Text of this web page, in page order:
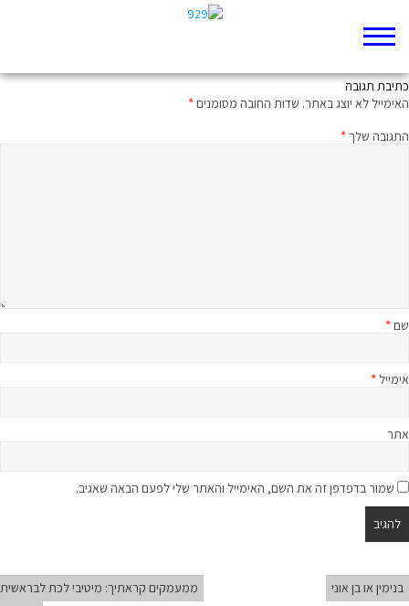
כתיבת תגובה
האימייל לא יוצג באתר. שדות החובה מסומנים*
התגובה שלך*
שם*
אימייל *
אתר
שמור בדפדפן זה את השם, האימייל והאתר שלי לפעם הבאה שאגיב.
בנימין או בן אוני
ממעמקים קראתיך: מיטיבי לכת לבראשית